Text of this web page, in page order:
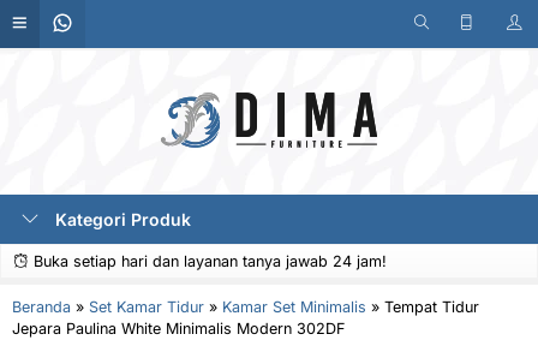
Kategori Produk
Buka setiap hari dan layanan tanya jawab 24 jam!
Beranda » Set Kamar Tidur » Kamar Set Minimalis » Tempat Tidur
Jepara Paulina White Minimalis Modern 302DF